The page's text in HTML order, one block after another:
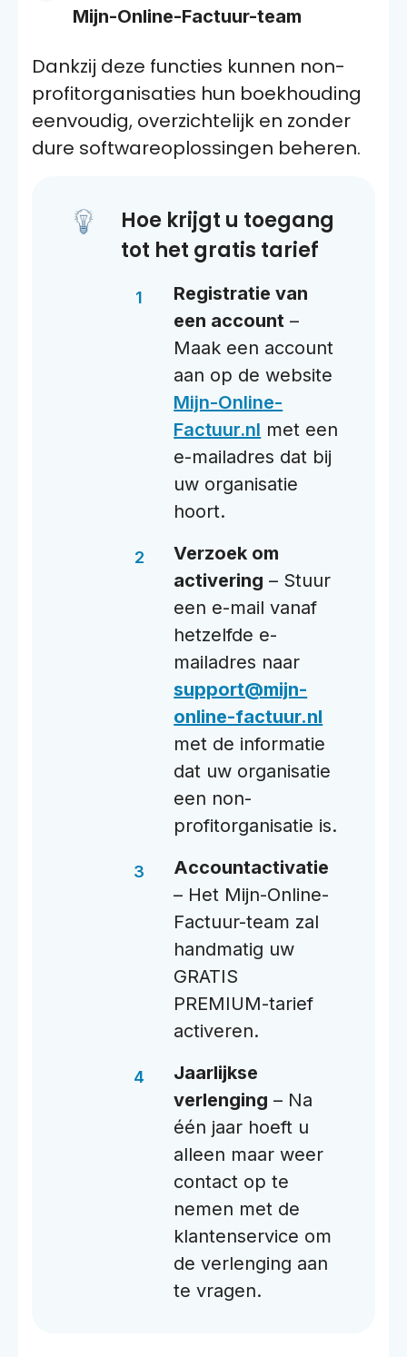
Mijn-Online-Factuur-team
Dankzij deze functies kunnen non-
profitorganisaties hun boekhouding
eenvoudig, overzichtelijk en zonder
dure softwareoplossingen beheren.
Hoe krijgt u toegang
tot het gratis tarief
Registratie van
een account –
Maak een account
aan op de website
Mijn-Online-
Factuur.nl met een
e-mailadres dat bij
uw organisatie
hoort.
Verzoek om
activering – Stuur
een e-mail vanaf
hetzelfde e-
mailadres naar
support@mijn-
online-factuur.nl
met de informatie
dat uw organisatie
een non-
profitorganisatie is.
Accountactivatie
– Het Mijn-Online-
Factuur-team zal
handmatig uw
GRATIS
PREMIUM-tarief
activeren.
Jaarlijkse
verlenging – Na
één jaar hoeft u
alleen maar weer
contact op te
nemen met de
klantenservice om
de verlenging aan
te vragen.